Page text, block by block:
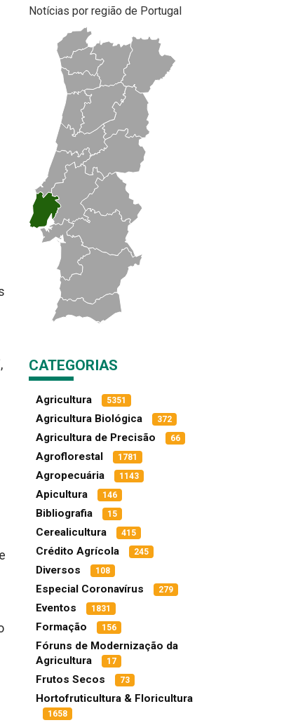
Notícias por região de Portugal
CATEGORIAS
Agricultura 5351
Agricultura Biológica 372
Agricultura de Precisão 66
Agroflorestal 1781
Agropecuária 1143
Apicultura 146
Bibliografia 15
Cerealicultura 415
Crédito Agrícola 245
Diversos 108
Especial Coronavírus 279
Eventos 1831
Formação 156
Fóruns de Modernização da
Agricultura
17
Frutos Secos 73
Hortofruticultura & Floricultura
1658